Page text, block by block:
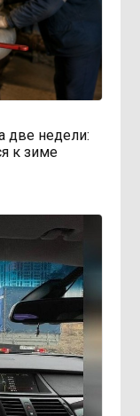
две недели:
к зиме